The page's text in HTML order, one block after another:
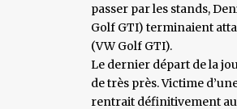
passer par les stands,
Golf GTI) terminaient
(VW Golf GTI).
Le dernier départ de la
de très près. Victime
rentrait définitivement